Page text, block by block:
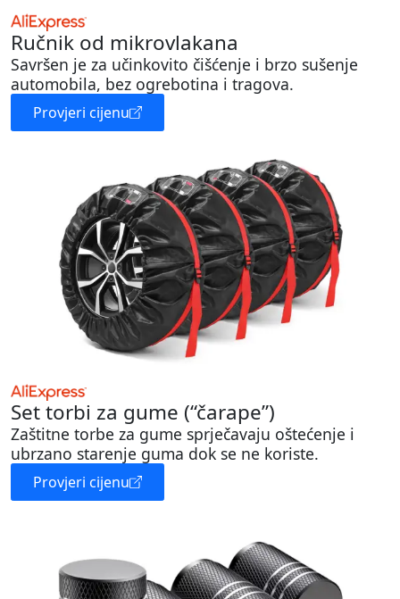
Ručnik od mikrovlakana
Savršen je za učinkovito čišćenje i brzo sušenje
automobila, bez ogrebotina i tragova.
Provjeri cijenu
Set torbi za gume (“čarape”)
Zaštitne torbe za gume sprječavaju oštećenje i
ubrzano starenje guma dok se ne koriste.
Provjeri cijenu